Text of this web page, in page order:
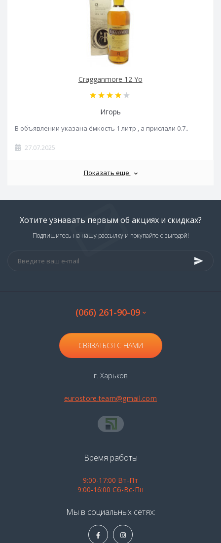
Cragganmore 12 Yo
Игорь
В объявлении указана ёмкость 1 литр , а прислали 0.7..
27.07.2025
Показать еще
Хотите узнавать первым об акциях и скидках?
Подпишитесь на нашу рассылку и покупайте с выгодой!
(066) 261-90-09
СВЯЗАТЬСЯ С НАМИ
г. Харьков
eurostore.team@gmail.com
Время работы
9:00-17:00 Вт-Пт
9:00-16:00 Сб-Вс-Пн
Мы в социальных сетях: